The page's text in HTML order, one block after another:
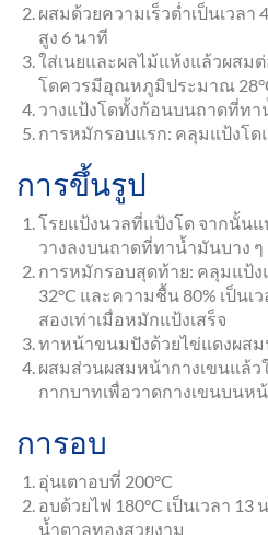
ผสมด้วยความเร็วต่ำเป็นเวลา
สูง 6 นาที
ใส่เนยและผลไม้แห้งแล้วผสม
โดควรมีอุณหภูมิประมาณ
วางแป้งโดทั้งก้อนบนถาดที่ทา
การหมักรอบแรก: คลุมแป้งโด
การขึ้นรูป
โรยแป้งนวลที่แป้งโด จากนั้นแ
วางลงบนถาดที่ทาน้ำมันบาง ๆ
การหมักรอบสุดท้าย: คลุมแ
32°C และความชื้น 80% เป็น
สองเท่าเมื่อหมักแป้งเสร็จ
ทาหน้าขนมปังด้วยไข่แดงผสม
ผสมส่วนผสมหน้ากางเขนแล้ว
กากบาทเพื่อวาดกางเขนบนห
การอบ
อุ่นเตาอบที่ 200°C
อบด้วยไฟ 180°C เป็นเวลา
น้ำตาลทองสวยงาม